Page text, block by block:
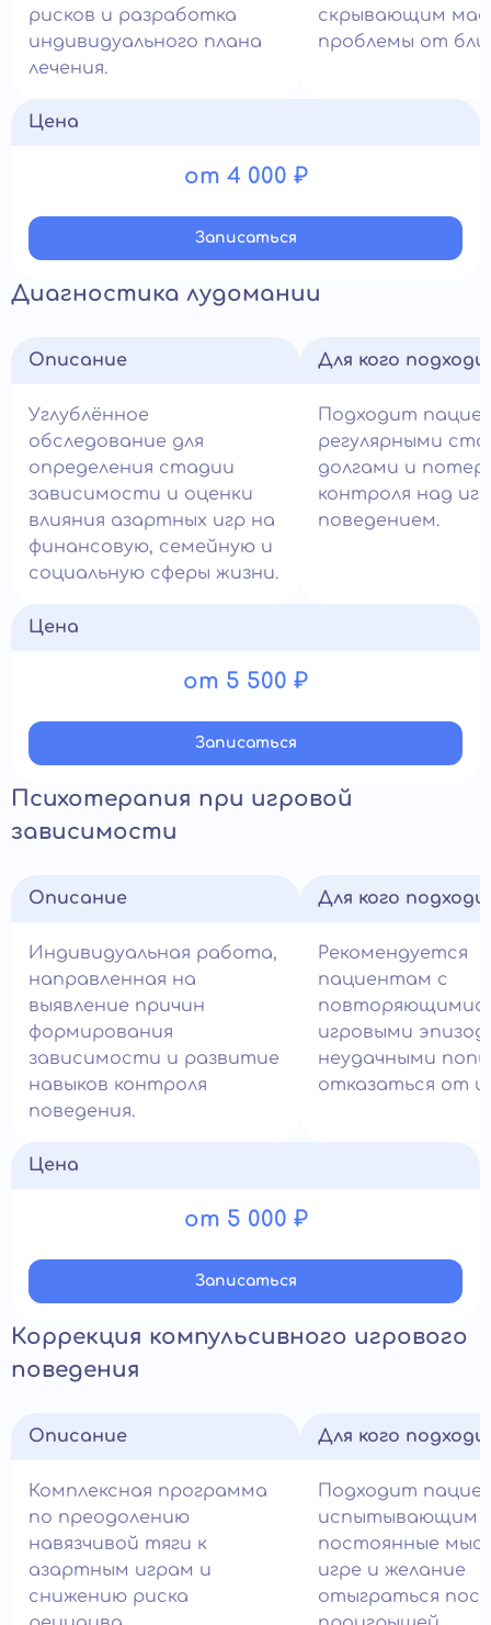
рисков и разработка
индивидуального плана
лечения.
скрывающим
проблемы от
Цена
от 4 000 ₽
Записатьcя
Диагностика лудомании
Описание
Углублённое
обследование для
определения стадии
зависимости и оценки
влияния азартных игр на
финансовую, семейную и
социальную сферы жизни.
Для кого
Подходит
регулярными
долгами и
контроля над
поведением.
Цена
от 5 500 ₽
Записатьcя
Психотерапия при игровой
зависимости
Описание
Индивидуальная работа,
направленная на
выявление причин
формирования
зависимости и развитие
навыков контроля
поведения.
Для кого
Рекомендуется
пациентам с
игровыми
неудачными
отказаться от
Цена
от 5 000 ₽
Записатьcя
Коррекция компульсивного игрового
поведения
Описание
Комплексная программа
по преодолению
навязчивой тяги к
азартным играм и
снижению риска
Для кого
Подходит
испытывающим
постоянные
игре и желание
отыграться